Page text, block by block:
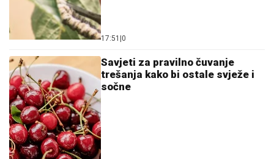
17:51 0
Savjeti za pravilno čuvanje
trešanja kako bi ostale svježe i
sočne